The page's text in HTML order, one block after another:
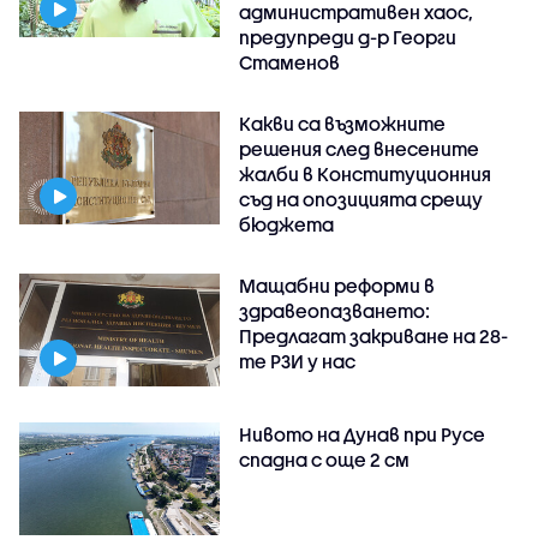
административен хаос,
предупреди д-р Георги
Стаменов
Какви са възможните
решения след внесените
жалби в Конституционния
съд на опозицията срещу
бюджета
Мащабни реформи в
здравеопазването:
Предлагат закриване на 28-
те РЗИ у нас
Нивото на Дунав при Русе
спадна с още 2 см